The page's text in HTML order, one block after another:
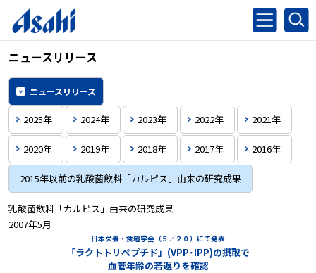
ニュースリリース
ニュースリリース
2025年 2024年 2023年 2022年 2021年
2020年 2019年 2018年 2017年 2016年
2015年以前の乳酸菌飲料「カルピス」由来の研究成果
乳酸菌飲料「カルピス」由来の研究成果
2007年5月
日本栄養・食糧学会（５／２０）にて発表
「ラクトトリペプチド」(VPP･IPP)の摂取で
血管年齢の若返りを確認